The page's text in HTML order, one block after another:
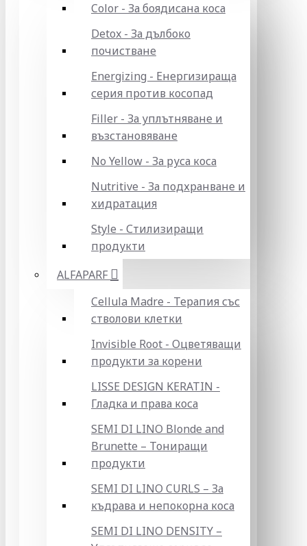
Color - За боядисана коса
Detox - За дълбоко
почистване
Energizing - Енергизираща
серия против косопад
Filler - За уплътняване и
възстановяване
No Yellow - За руса коса
Nutritive - За подхранване и
хидратация
Style - Стилизиращи
продукти
ALFAPARF
Cellula Madre - Терапия със
стволови клетки
Invisible Root - Оцветяващи
продукти за корени
LISSE DESIGN KERATIN -
Гладка и права коса
SEMI DI LINO Blonde and
Brunette – Тониращи
продукти
SEMI DI LINO CURLS – За
къдрава и непокорна коса
SEMI DI LINO DENSITY –